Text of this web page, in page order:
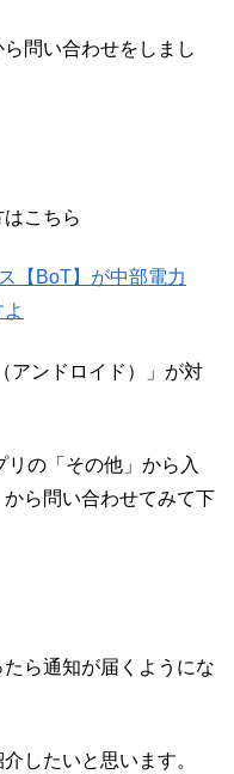
問い合わせをしまし
こちら
【BoT】が中部電力
アンドロイド）」が対
の「その他」から入
ら問い合わせてみて下
ら通知が届くようにな
したいと思います。